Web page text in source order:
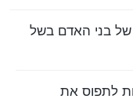
בני האדם בשל
לתפוס את